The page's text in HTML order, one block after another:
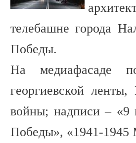
телебашне города
Победы.
На медиафасаде
георгиевской
войны; надписи –
Победы», «1941-